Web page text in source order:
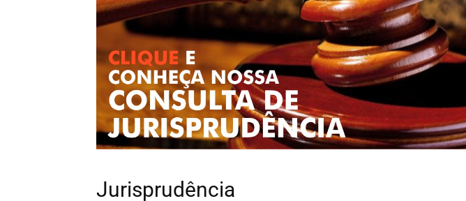
Jurisprudência